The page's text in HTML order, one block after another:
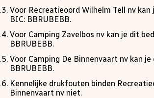
Voor Recreatieoord Wilhelm Tell nv
BIC: BBRUBEBB.
Voor Camping Zavelbos nv kan je dit
BBRUBEBB.
Voor Camping De Binnenvaart nv kan
BBRUBEBB.
Kennelijke drukfouten binden
Binnenvaart nv niet.